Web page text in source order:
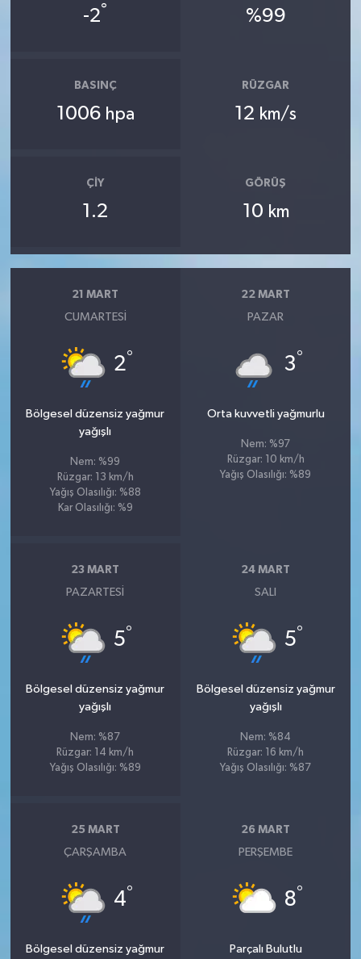
-2° %99
BASINÇ
1006 hpa
RÜZGAR
12 km/s
ÇIY
1.2
GÖRÜŞ
10 km
21 MART
CUMARTESI
2°
Bölgesel düzensiz yağmur
yağışlı
Nem: %99
Rüzgar: 13 km/h
Yağış Olasılığı: %88
Kar Olasılığı: %9
22 MART
PAZAR
3°
Orta kuvvetli yağmurlu
Nem: %97
Rüzgar: 10 km/h
Yağış Olasılığı: %89
23 MART
PAZARTESI
5°
Bölgesel düzensiz yağmur
yağışlı
Nem: %87
Rüzgar: 14 km/h
Yağış Olasılığı: %89
24 MART
SALI
5°
Bölgesel düzensiz yağmur
yağışlı
Nem: %84
Rüzgar: 16 km/h
Yağış Olasılığı: %87
25 MART
ÇARŞAMBA
4°
Bölgesel düzensiz yağmur
26 MART
PERŞEMBE
8°
Parçalı Bulutlu